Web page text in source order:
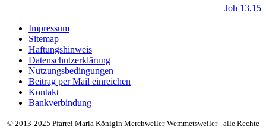
Joh 13,15
Impressum
Sitemap
Haftungshinweis
Datenschutzerklärung
Nutzungsbedingungen
Beitrag per Mail einreichen
Kontakt
Bankverbindung
© 2013-2025 Pfarrei Maria Königin Merchweiler-Wemmetsweiler - alle Rechte